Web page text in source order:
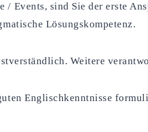
/ Events, sind Sie der erste
Lösungskompetenz.
Weitere
Englischkenntnisse